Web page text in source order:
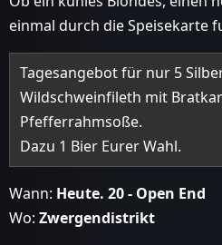
einmal durch die Speisekarte
Tagesangebot für nur 5
Wildschweinfileth mit
Pfefferrahmsoße.
Dazu 1 Bier Eurer Wahl.
Wann: Heute. 20 - Open End
Wo: Zwergendistrikt